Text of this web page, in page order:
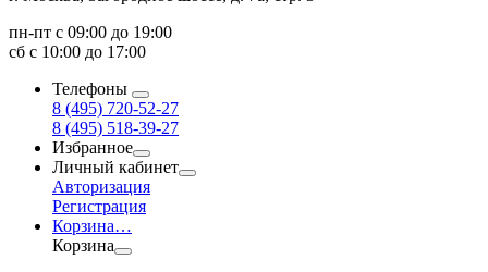
пн-пт с 09:00 до 19:00
сб с 10:00 до 17:00
Телефоны
8 (495) 720-52-27
8 (495) 518-39-27
Избранное
Личный кабинет
Авторизация
Регистрация
Корзина…
Корзина